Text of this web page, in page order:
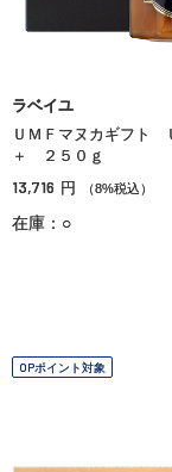
ラベイユ
ＵＭＦマヌカギフト
＋ ２５０ｇ
13,716 円 （8%税込）
在庫：○
OPポイント対象